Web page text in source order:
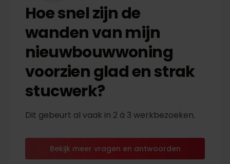
Hoe snel zijn de
wanden van mijn
nieuwbouwwoning
voorzien glad en strak
stucwerk?
Dit gebeurt al vaak in 2 á 3 werkbezoeken.
Bekijk meer vragen en antwoorden